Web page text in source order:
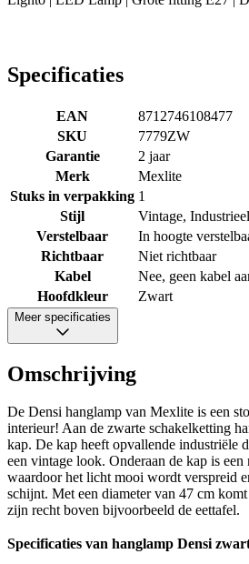
Specificaties
EAN
8712746108477
SKU
7779ZW
Garantie
2 jaar
Merk
Mexlite
Stuks in verpakking 1
Stijl
Vintage, Industrieel
Verstelbaar
In hoogte
Richtbaar
Niet richtbaar
Kabel
Nee, geen kabel
Hoofdkleur
Zwart
Meer specificaties
Omschrijving
De Densi hanglamp van Mexlite is een
interieur! Aan de zwarte schakelketting
kap. De kap heeft opvallende industriële
een vintage look. Onderaan de kap is een
waardoor het licht mooi wordt verspreid
schijnt. Met een diameter van 47 cm
zijn recht boven bijvoorbeeld de eettafel.
Specificaties van hanglamp Densi